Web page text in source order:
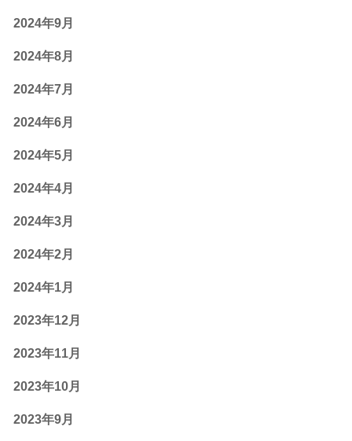
2024年9月
2024年8月
2024年7月
2024年6月
2024年5月
2024年4月
2024年3月
2024年2月
2024年1月
2023年12月
2023年11月
2023年10月
2023年9月